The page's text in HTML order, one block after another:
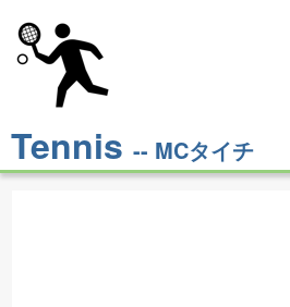
Tennis -- MCタイチ